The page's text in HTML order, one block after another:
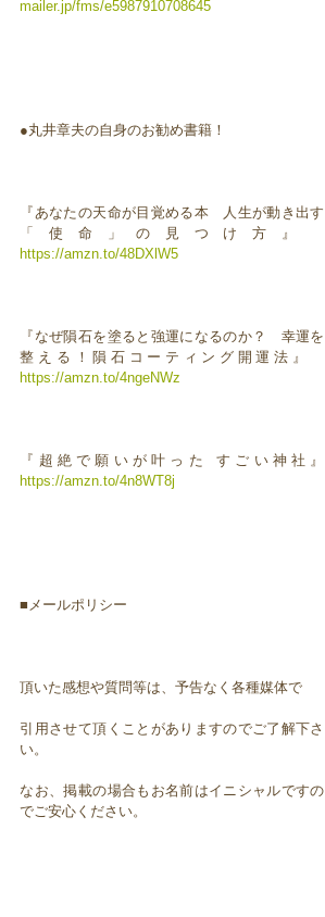
mailer.jp/fms/e5987910708645
●丸井章夫の自身のお勧め書籍！
『あなたの天命が目覚める本 人生が動き出す
「使命」の見つけ方』
https://amzn.to/48DXlW5
『なぜ隕石を塗ると強運になるのか？ 幸運を
整える！隕石コーティング開運法』
https://amzn.to/4ngeNWz
『超絶で願いが叶った すごい神社』
https://amzn.to/4n8WT8j
■メールポリシー
頂いた感想や質問等は、予告なく各種媒体で
引用させて頂くことがありますのでご了解下さ
い。
なお、掲載の場合もお名前はイニシャルですの
でご安心ください。